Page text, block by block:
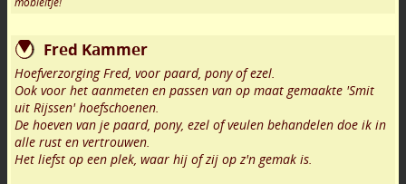
Fred Kammer
Hoefverzorging Fred, voor paard, pony of ezel.
Ook voor het aanmeten en passen van op maat gemaakte 'Smit
uit Rijssen' hoefschoenen.
De hoeven van je paard, pony, ezel of veulen behandelen doe ik in
alle rust en vertrouwen.
Het liefst op een plek, waar hij of zij op z'n gemak is.